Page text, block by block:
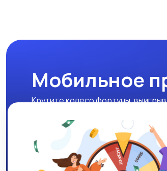
Мобильное
Крутите колесо фортуны,
Скачать APK